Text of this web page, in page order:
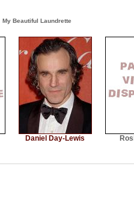
My Beautiful Laundrette
Daniel Day-Lewis